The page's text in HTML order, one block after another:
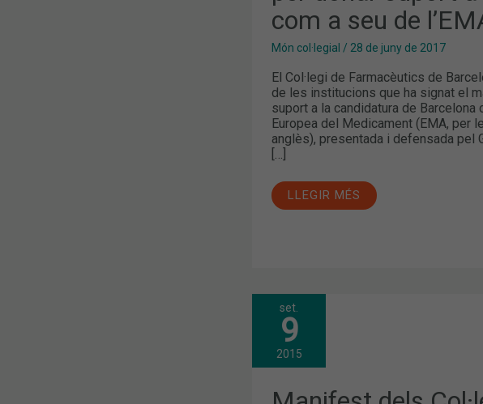
com a seu de
Món col·legial / 28 de juny de 2017
El Col·legi de Farmacèutics de
de les institucions que ha signat el
suport a la candidatura de Barcelona
Europea del Medicament (EMA, per
anglès), presentada i defensada pel
[…]
A
SEU
L’EMA
LLEGIR MÉS
set.
9
2015
MANIFEST
DELS
COL·LEGIS
PROFESSIONALS
SANITARIS
EL